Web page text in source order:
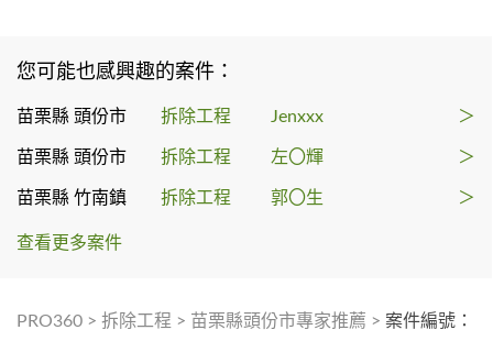
您可能也感興趣的案件：
苗栗縣 頭份市 拆除工程 Jenxxx ＞
苗栗縣 頭份市 拆除工程 左〇輝 ＞
苗栗縣 竹南鎮 拆除工程 郭〇生 ＞
查看更多案件
PRO360 > 拆除工程 > 苗栗縣頭份市專家推薦 > 案件編號：